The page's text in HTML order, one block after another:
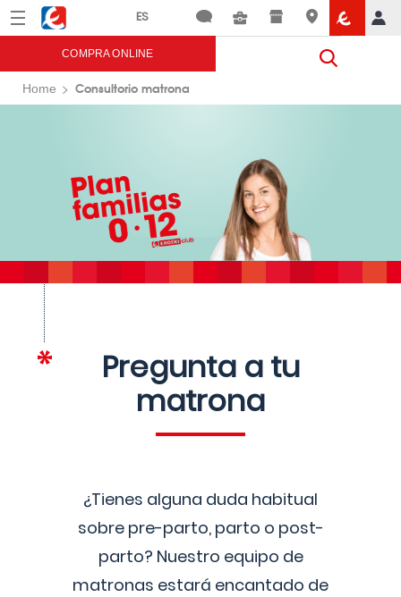
Menú Eroski
COMPRA ONLINE
Home Consultorio matrona
Pregunta a tu
matrona
¿Tienes alguna duda habitual
sobre pre-parto, parto o post-
parto? Nuestro equipo de
matronas estará encantado de